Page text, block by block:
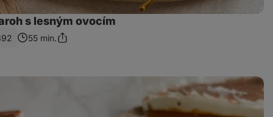
s lesným ovocím
55 min.Zdieľať